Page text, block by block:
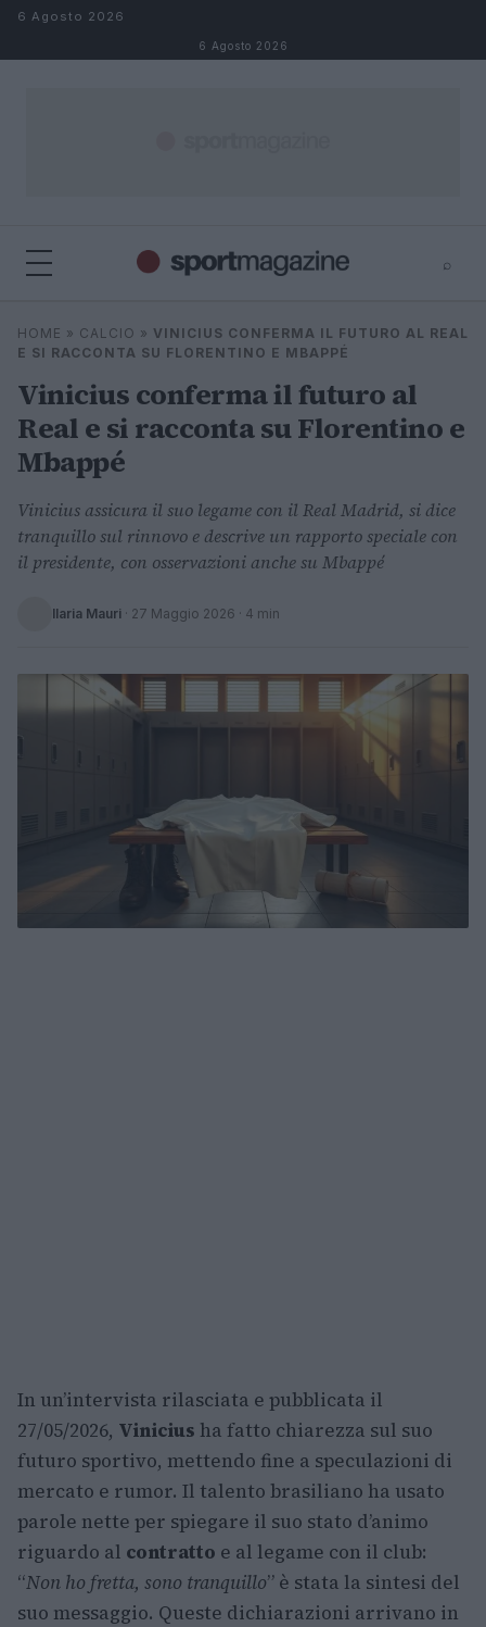
Salta al contenuto
6 Agosto 2026
6 Agosto 2026
⌕
Cerca
×
HOME » CALCIO » VINICIUS CONFERMA IL FUTURO AL REAL
E SI RACCONTA SU FLORENTINO E MBAPPÉ
Vinicius conferma il futuro al
Real e si racconta su Florentino e
Mbappé
Vinicius assicura il suo legame con il Real Madrid, si dice
tranquillo sul rinnovo e descrive un rapporto speciale con
il presidente, con osservazioni anche su Mbappé
Ilaria Mauri · 27 Maggio 2026 · 4 min
In un’intervista rilasciata e pubblicata il
27/05/2026, Vinicius ha fatto chiarezza sul suo
futuro sportivo, mettendo fine a speculazioni di
mercato e rumor. Il talento brasiliano ha usato
parole nette per spiegare il suo stato d’animo
riguardo al contratto e al legame con il club:
“Non ho fretta, sono tranquillo” è stata la sintesi del
suo messaggio. Queste dichiarazioni arrivano in